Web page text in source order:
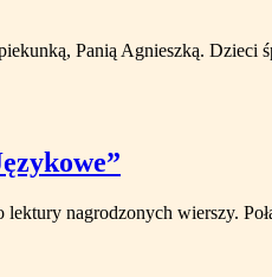
Panią Agnieszką. Dzieci
nagrodzonych wierszy.